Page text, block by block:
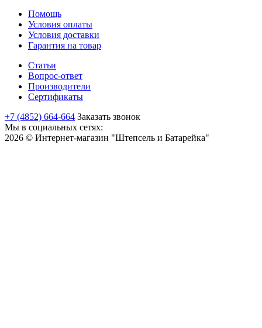
Помощь
Условия оплаты
Условия доставки
Гарантия на товар
Статьи
Вопрос-ответ
Производители
Сертификаты
+7 (4852) 664-664 Заказать звонок
Мы в социальных сетях:
2026 © Интернет-магазин "Штепсель и Батарейка"